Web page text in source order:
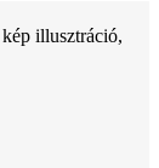
illusztráció,